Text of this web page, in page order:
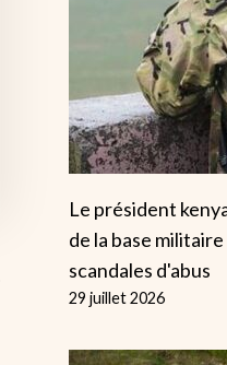
Le président
de la base
scandales d'abus
29 juillet 2026